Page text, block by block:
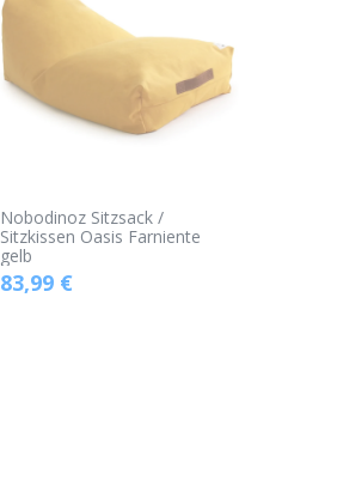
Nobodinoz Sitzsack /
Sitzkissen Oasis Farniente
gelb
83,99 €